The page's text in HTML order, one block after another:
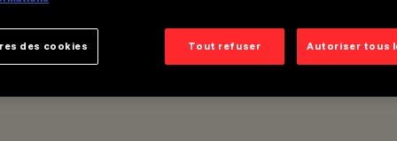
courbes)
Tout refuser Autoriser tous
des cookies